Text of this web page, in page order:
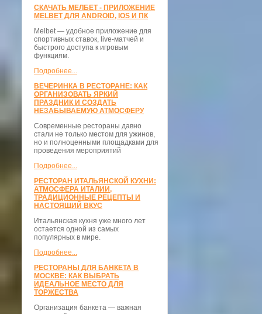
СКАЧАТЬ МЕЛБЕТ - ПРИЛОЖЕНИЕ
MELBET ДЛЯ ANDROID, IOS И ПК
Melbet — удобное приложение для
спортивных ставок, live-матчей и
быстрого доступа к игровым
функциям.
Подробнее...
ВЕЧЕРИНКА В РЕСТОРАНЕ: КАК
ОРГАНИЗОВАТЬ ЯРКИЙ
ПРАЗДНИК И СОЗДАТЬ
НЕЗАБЫВАЕМУЮ АТМОСФЕРУ
Современные рестораны давно
стали не только местом для ужинов,
но и полноценными площадками для
проведения мероприятий
Подробнее...
РЕСТОРАН ИТАЛЬЯНСКОЙ КУХНИ:
АТМОСФЕРА ИТАЛИИ,
ТРАДИЦИОННЫЕ РЕЦЕПТЫ И
НАСТОЯЩИЙ ВКУС
Итальянская кухня уже много лет
остается одной из самых
популярных в мире.
Подробнее...
РЕСТОРАНЫ ДЛЯ БАНКЕТА В
МОСКВЕ: КАК ВЫБРАТЬ
ИДЕАЛЬНОЕ МЕСТО ДЛЯ
ТОРЖЕСТВА
Организация банкета — важная